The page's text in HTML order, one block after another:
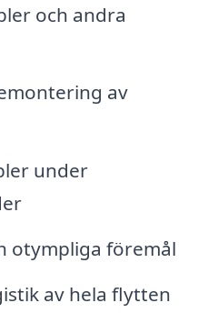
och andra
av
under
otympliga föremål
av hela flytten